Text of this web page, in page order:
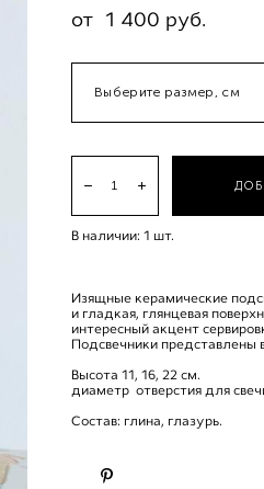
от 1 400 pуб.
Выберите размер, см
В наличии: 1 шт.
Изящные керамические
и гладкая, глянцевая
интересный акцент
Подсвечники представлены
Высота 11, 16, 22 см.
диаметр отверстия для
Состав: глина, глазурь.